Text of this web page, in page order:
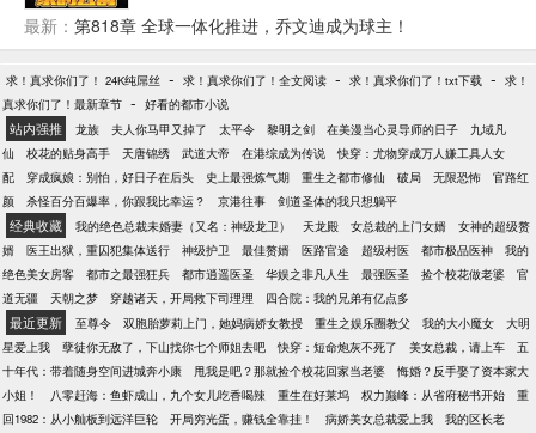
宝金瞳，且看他如何鉴宝捡漏，颠覆命运…… 如果您
对小说鉴宝金瞳全本阅读，版权等方面有质疑的，或
对本站有意见建议的请告诉我们，如果发现《鉴宝金
瞳》小说最新章节有错误请点击错误举报告诉我们。
请支持作者的鉴宝金瞳读者一定要到书店购买正版小
说或者图书。 友情分享从我做起。数万网友在行动，
《鉴宝金瞳》分享得多更新就越快。从下面的图标分
享投一票，每人每天只限一次哦多了无效。
五百强！ 出了危险-发现自己家族的安保队伍竟然是黑
暗世界的王者！！ 参观自己家族的收藏-居然发现消失
最新： 第818章 全球一体化推进，乔文迪成为球主！
求！真求你们了！ 24K纯屌丝 - 求！真求你们了！全文阅读 - 求！真求你们了！txt下载 - 求！
真求你们了！最新章节 - 好看的都市小说
站内强推 龙族 夫人你马甲又掉了 太平令 黎明之剑 在美漫当心灵导师的日子
九域凡
仙
校花的贴身高手 天唐锦绣 武道大帝 在港综成为传说
快穿：尤物穿成万人嫌工具人女
配
穿成疯娘：别怕，好日子在后头 史上最强炼气期 重生之都市修仙 破局 无限恐怖
官路红
颜
杀怪百分百爆率，你跟我比幸运？ 京港往事 剑道圣体的我只想躺平
经典收藏 我的绝色总裁未婚妻（又名：神级龙卫） 天龙殿 女总裁的上门女婿
女神的超级赘
婿
医王出狱，重囚犯集体送行 神级护卫 最佳赘婿 医路官途 超级村医 都市极品医神
我的
绝色美女房客
都市之最强狂兵 都市逍遥医圣 华娱之非凡人生 最强医圣 捡个校花做老婆
官
道无疆
天朝之梦 穿越诸天，开局救下司理理 四合院：我的兄弟有亿点多
最近更新 至尊令 双胞胎萝莉上门，她妈病娇女教授 重生之娱乐圈教父 我的大小魔女
大明
星爱上我
孽徒你无敌了，下山找你七个师姐去吧 快穿：短命炮灰不死了 美女总裁，请上车
五
十年代：带着随身空间进城奔小康
甩我是吧？那就捡个校花回家当老婆
悔婚？反手娶了资本家大
小姐！
八零赶海：鱼虾成山，九个女儿吃香喝辣 重生在好莱坞 权力巅峰：从省府秘书开始
重
回1982：从小舢板到远洋巨轮
开局穷光蛋，赚钱全靠挂！ 病娇美女总裁爱上我
我的区长老